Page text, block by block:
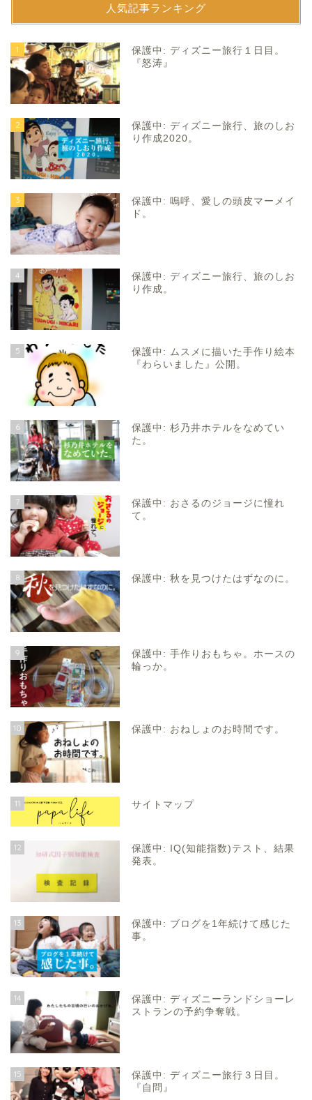
人気記事ランキング
1
保護中: ディズニー旅行１日目。
『怒涛』
2
保護中: ディズニー旅行、旅のしお
り作成2020。
3
保護中: 嗚呼、愛しの頭皮マーメイ
ド。
4
保護中: ディズニー旅行、旅のしお
り作成。
5
保護中: ムスメに描いた手作り絵本
『わらいました』公開。
6
保護中: 杉乃井ホテルをなめてい
た。
7
保護中: おさるのジョージに憧れ
て。
8 保護中: 秋を見つけたはずなのに。
9
保護中: 手作りおもちゃ。ホースの
輪っか。
10 保護中: おねしょのお時間です。
11 サイトマップ
12
保護中: IQ(知能指数)テスト、結果
発表。
13
保護中: ブログを1年続けて感じた
事。
14
保護中: ディズニーランドショーレ
ストランの予約争奪戦。
15
保護中: ディズニー旅行３日目。
『自問』